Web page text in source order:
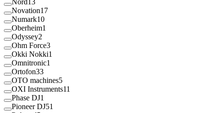
Nord13
Novation17
Numark10
Oberheim1
Odyssey2
Ohm Force3
Okki Nokki1
Omnitronic1
Ortofon33
OTO machines5
OXI Instruments11
Phase DJ1
Pioneer DJ51